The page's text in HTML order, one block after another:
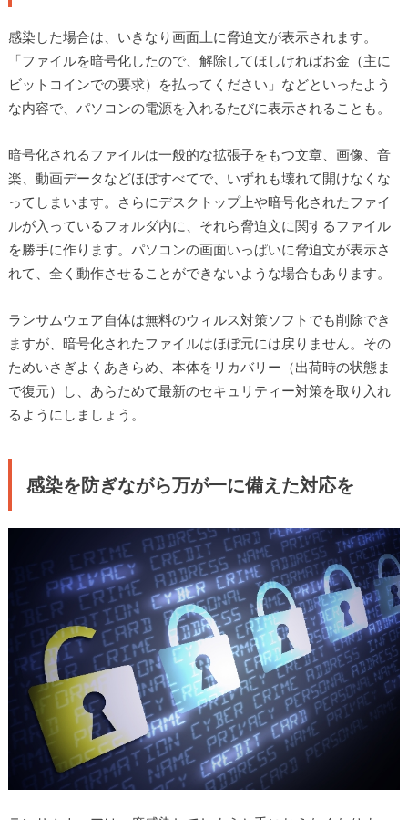
感染した場合は、いきなり画面上に脅迫文が表示されます。
「ファイルを暗号化したので、解除してほしければお金（主に
ビットコインでの要求）を払ってください」などといったよう
な内容で、パソコンの電源を入れるたびに表示されることも。
暗号化されるファイルは一般的な拡張子をもつ文章、画像、音
楽、動画データなどほぼすべてで、いずれも壊れて開けなくな
ってしまいます。さらにデスクトップ上や暗号化されたファイ
ルが入っているフォルダ内に、それら脅迫文に関するファイル
を勝手に作ります。パソコンの画面いっぱいに脅迫文が表示さ
れて、全く動作させることができないような場合もあります。
ランサムウェア自体は無料のウィルス対策ソフトでも削除でき
ますが、暗号化されたファイルはほぼ元には戻りません。その
ためいさぎよくあきらめ、本体をリカバリー（出荷時の状態ま
で復元）し、あらためて最新のセキュリティー対策を取り入れ
るようにしましょう。
感染を防ぎながら万が一に備えた対応を